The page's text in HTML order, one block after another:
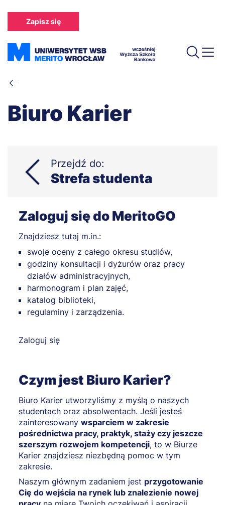
treści
Zapisz się
Ścieżka
nawigacyjna
Biuro Karier
Przejdź do:
Strefa studenta
Zaloguj się do MeritoGO
Znajdziesz tutaj m.in.:
swoje oceny z całego okresu studiów,
godziny konsultacji i dyżurów oraz pracy
działów administracyjnych,
harmonogram i plan zajęć,
katalog biblioteki,
regulaminy i zarządzenia.
Zaloguj się
Czym jest Biuro Karier?
Biuro Karier utworzyliśmy z myślą o naszych
studentach oraz absolwentach. Jeśli jesteś
zainteresowany wsparciem w zakresie
pośrednictwa pracy, praktyk, staży czy jeszcze
szerszym rozwojem kompetencji, to w Biurze
Karier znajdziesz niezbędną pomoc w tym
zakresie.
Naszym głównym zadaniem jest przygotowanie
Cię do wejścia na rynek lub znalezienie nowej